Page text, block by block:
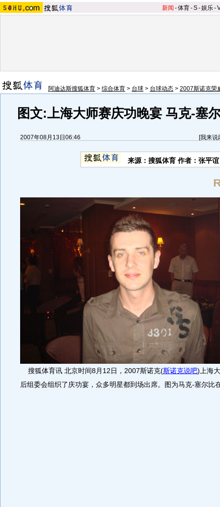
新闻 -体育-S-娱乐-
阿迪达斯搜狐体育 > 综合体育 > 台球 > 台球动态 > 2007斯诺克荣
图文:上海大师赛庆功晚宴 马克-塞
2007年08月13日06:46 [我来说
来源：搜狐体育 作者：张平谊
搜狐体育讯 北京时间8月12日，2007斯诺克(斯诺克说吧) 上海
后组委会组织了庆功宴，众多明星都到场出席。图为马克-塞尔比